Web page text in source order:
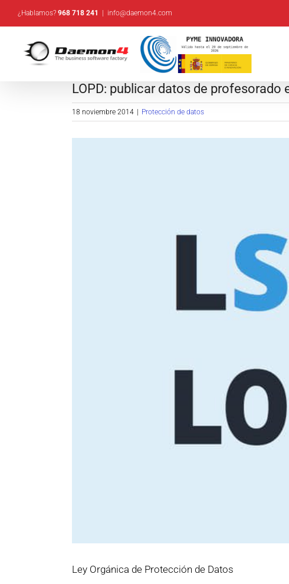
Saltar
al
contenido
¿Hablamos? 968 718 241 info@daemon4.com
LOPD: publicar datos de profesorado
18 noviembre 2014 Protección de datos
Ley Orgánica de Protección de Datos